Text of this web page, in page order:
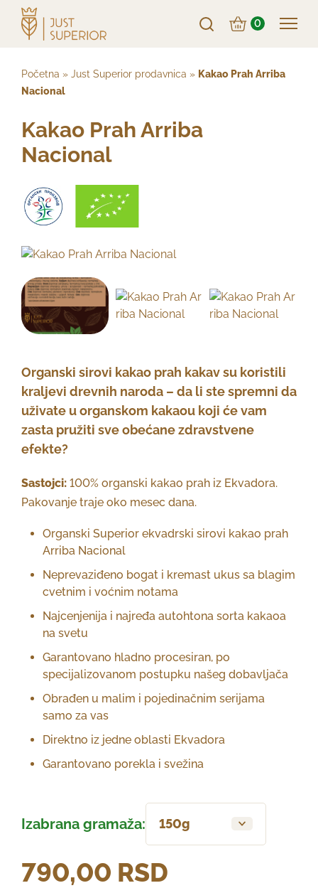
0
Početna » Just Superior prodavnica » Kakao Prah Arriba
Nacional
Kakao Prah Arriba
Nacional
Organski sirovi kakao prah kakav su koristili
kraljevi drevnih naroda – da li ste spremni da
uživate u organskom kakaou koji će vam
zasta pružiti sve obećane zdravstvene
efekte?
Sastojci: 100% organski kakao prah iz Ekvadora.
Pakovanje traje oko mesec dana.
Organski Superior ekvadrski sirovi kakao prah
Arriba Nacional
Neprevaziđeno bogat i kremast ukus sa blagim
cvetnim i voćnim notama
Najcenjenija i najređa autohtona sorta kakaoa
na svetu
Garantovano hladno procesiran, po
specijalizovanom postupku našeg dobavljača
Obrađen u malim i pojedinačnim serijama
samo za vas
Direktno iz jedne oblasti Ekvadora
Garantovano porekla i svežina
Izabrana gramaža: 150g
790,00 RSD